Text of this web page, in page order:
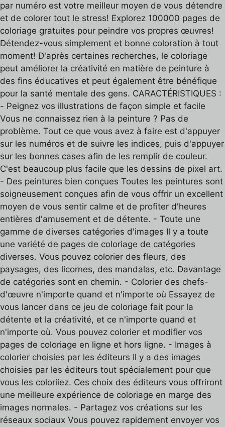
par numéro est votre meilleur moyen de vous détendre
et de colorer tout le stress! Explorez 100000 pages de
coloriage gratuites pour peindre vos propres œuvres!
Détendez-vous simplement et bonne coloration à tout
moment! D'après certaines recherches, le coloriage
peut améliorer la créativité en matière de peinture à
des fins éducatives et peut également être bénéfique
pour la santé mentale des gens. CARACTÉRISTIQUES :
- Peignez vos illustrations de façon simple et facile
Vous ne connaissez rien à la peinture ? Pas de
problème. Tout ce que vous avez à faire est d'appuyer
sur les numéros et de suivre les indices, puis d'appuyer
sur les bonnes cases afin de les remplir de couleur.
C'est beaucoup plus facile que les dessins de pixel art.
- Des peintures bien conçues Toutes les peintures sont
soigneusement conçues afin de vous offrir un excellent
moyen de vous sentir calme et de profiter d'heures
entières d'amusement et de détente. - Toute une
gamme de diverses catégories d'images Il y a toute
une variété de pages de coloriage de catégories
diverses. Vous pouvez colorier des fleurs, des
paysages, des licornes, des mandalas, etc. Davantage
de catégories sont en chemin. - Colorier des chefs-
d'œuvre n'importe quand et n'importe où Essayez de
vous lancer dans ce jeu de coloriage fait pour la
détente et la créativité, et ce n'importe quand et
n'importe où. Vous pouvez colorier et modifier vos
pages de coloriage en ligne et hors ligne. - Images à
colorier choisies par les éditeurs Il y a des images
choisies par les éditeurs tout spécialement pour que
vous les coloriiez. Ces choix des éditeurs vous offriront
une meilleure expérience de coloriage en marge des
images normales. - Partagez vos créations sur les
réseaux sociaux Vous pouvez rapidement envoyer vos